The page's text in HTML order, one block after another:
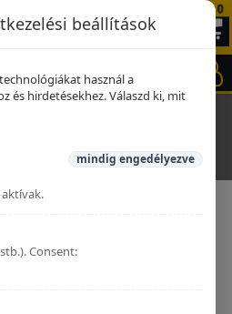
beállítások
használ a
és hirdetésekhez. Válaszd ki, mit
mindig engedélyezve
Consent:
0
Cb 600 F
Nero